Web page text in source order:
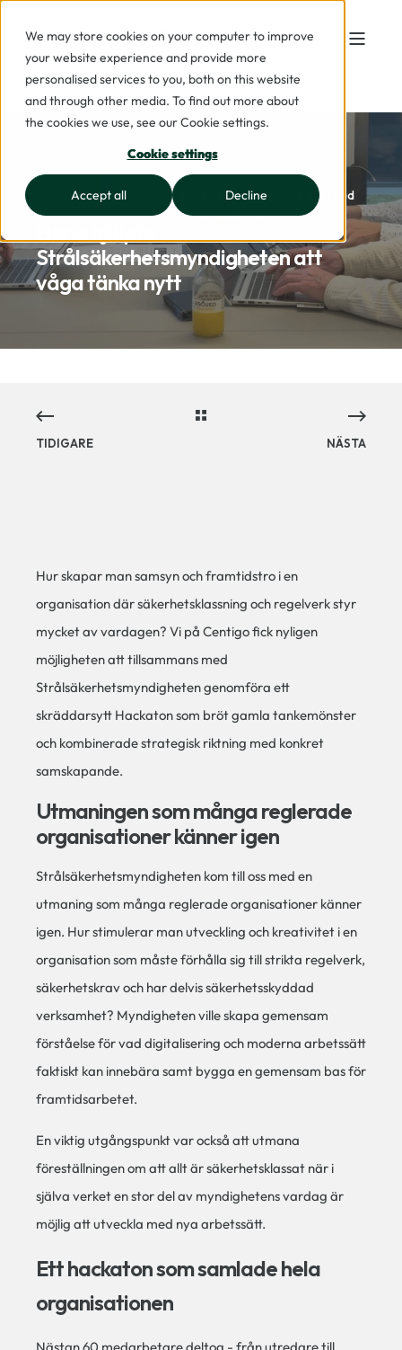
We may store cookies on your computer to improve
your website experience and provide more
personalised services to you, both on this website
and through other media. To find out more about
the cookies we use, see our Cookie settings.
Cookie settings
Accept all Decline
Sofia Persson Jun 30, 2025 11:00:21 AM 2 min read
Strålsäkerhetsmyndigheten att
våga tänka nytt
TIDIGARE NÄSTA
Hur skapar man samsyn och framtidstro i en
organisation där säkerhetsklassning och regelverk styr
mycket av vardagen? Vi på Centigo fick nyligen
möjligheten att tillsammans med
Strålsäkerhetsmyndigheten genomföra ett
skräddarsytt Hackaton som bröt gamla tankemönster
och kombinerade strategisk riktning med konkret
samskapande.
Utmaningen som många reglerade
organisationer känner igen
Strålsäkerhetsmyndigheten kom till oss med en
utmaning som många reglerade organisationer känner
igen. Hur stimulerar man utveckling och kreativitet i en
organisation som måste förhålla sig till strikta regelverk,
säkerhetskrav och har delvis säkerhetsskyddad
verksamhet? Myndigheten ville skapa gemensam
förståelse för vad digitalisering och moderna arbetssätt
faktiskt kan innebära samt bygga en gemensam bas för
framtidsarbetet.
En viktig utgångspunkt var också att utmana
föreställningen om att allt är säkerhetsklassat när i
själva verket en stor del av myndighetens vardag är
möjlig att utveckla med nya arbetssätt.
Ett hackaton som samlade hela
organisationen
Nästan 60 medarbetare deltog - från utredare till